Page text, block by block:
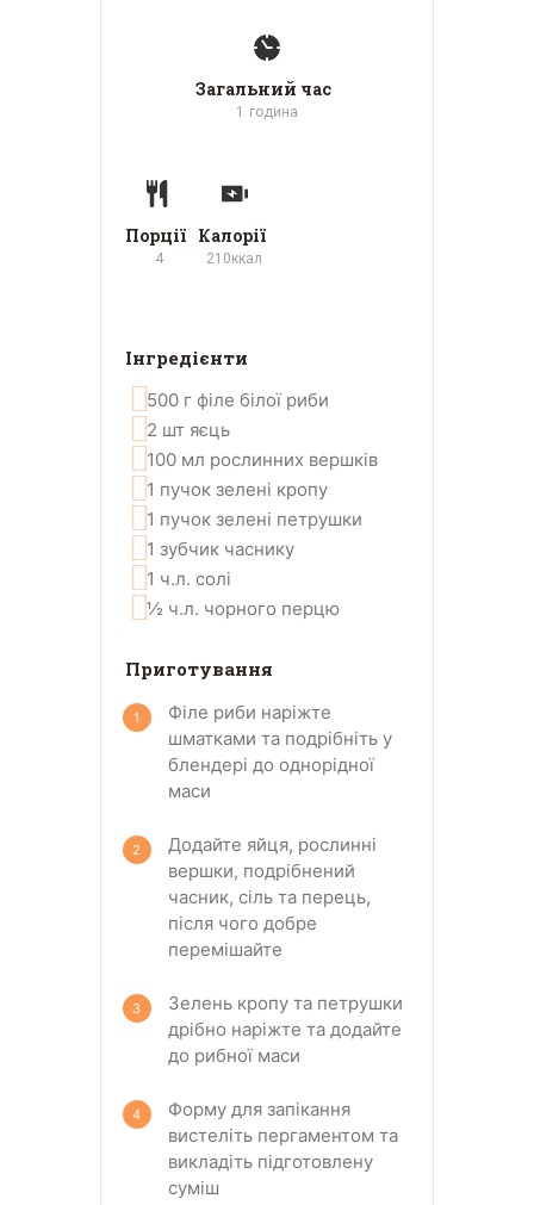
Загальний час
1 година
Порції
4
Калорії
210ккал
Інгредієнти
500 г філе білої риби
2 шт яєць
100 мл рослинних вершків
1 пучок зелені кропу
1 пучок зелені петрушки
1 зубчик часнику
1 ч.л. солі
½ ч.л. чорного перцю
Приготування
Філе риби наріжте
шматками та подрібніть у
блендері до однорідної
маси
Додайте яйця, рослинні
вершки, подрібнений
часник, сіль та перець,
після чого добре
перемішайте
Зелень кропу та петрушки
дрібно наріжте та додайте
до рибної маси
Форму для запікання
вистеліть пергаментом та
викладіть підготовлену
суміш